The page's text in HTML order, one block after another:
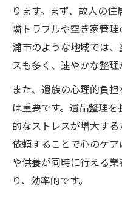
ります。まず、故人の
隣トラブルや空き家管
浦市のような地域では
スも多く、速やかな整理
また、遺族の心理的負
は重要です。遺品整理
的なストレスが増大す
依頼することで心のケ
や供養が同時に行える
り、効率的です。